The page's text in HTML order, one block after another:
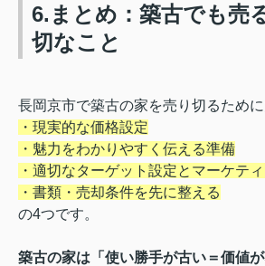
6.まとめ：築古でも売
切なこと
長岡京市で築古の家を売り切るために
・現実的な価格設定
・魅力をわかりやすく伝える準備
・適切なターゲット設定とマーケテ
・書類・売却条件を先に整える
の4つです。
築古の家は「使い勝手が古い＝価値